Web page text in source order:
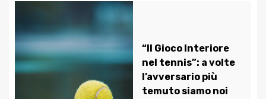
“Il Gioco Interiore
nel tennis”: a volte
l’avversario più
temuto siamo noi